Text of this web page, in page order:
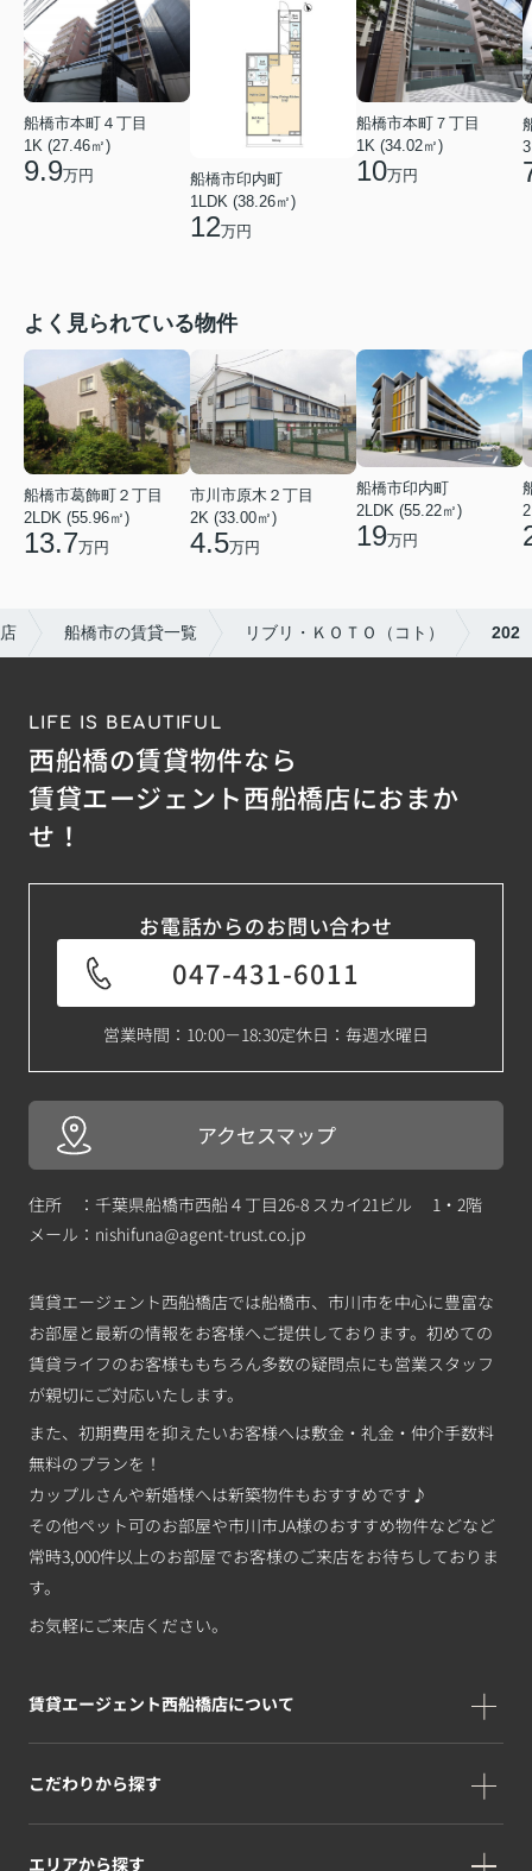
船橋市本町４丁目
1K (27.46㎡)
9.9万円
船橋市印内町
1LDK (38.26㎡)
12万円
船橋市本町７丁目
1K (34.02㎡)
10万円
よく見られている物件
船橋市葛飾町２丁目
2LDK (55.96㎡)
13.7万円
市川市原木２丁目
2K (33.00㎡)
4.5万円
船橋市印内町
2LDK (55.22㎡)
19万円
船橋市の賃貸一覧 リブリ・ＫＯＴＯ（コト） 202
LIFE IS BEAUTIFUL
西船橋の賃貸物件なら
賃貸エージェント西船橋店におまか
せ！
お電話からのお問い合わせ
047-431-6011
営業時間：10:00－18:30定休日：毎週水曜日
アクセスマップ
住所 ：千葉県船橋市西船４丁目26-8 スカイ21ビル 1・2階
メール： nishifuna@agent-trust.co.jp
賃貸エージェント西船橋店では船橋市、市川市を中心に豊富な
お部屋と最新の情報をお客様へご提供しております。初めての
賃貸ライフのお客様ももちろん多数の疑問点にも営業スタッフ
が親切にご対応いたします。
また、初期費用を抑えたいお客様へは敷金・礼金・仲介手数料
無料のプランを！
カップルさんや新婚様へは新築物件もおすすめです♪
その他ペット可のお部屋や市川市JA様のおすすめ物件などなど
常時3,000件以上のお部屋でお客様のご来店をお待ちしておりま
す。
お気軽にご来店ください。
賃貸エージェント西船橋店について
こだわりから探す
エリアから探す